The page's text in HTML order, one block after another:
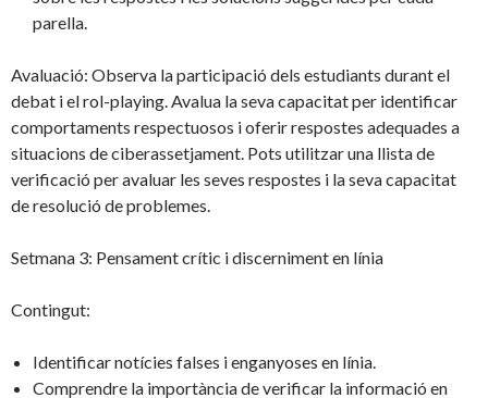
parella.
Avaluació: Observa la participació dels estudiants durant el
debat i el rol-playing. Avalua la seva capacitat per identificar
comportaments respectuosos i oferir respostes adequades a
situacions de ciberassetjament. Pots utilitzar una llista de
verificació per avaluar les seves respostes i la seva capacitat
de resolució de problemes.
Setmana 3: Pensament crític i discerniment en línia
Contingut:
Identificar notícies falses i enganyoses en línia.
Comprendre la importància de verificar la informació en